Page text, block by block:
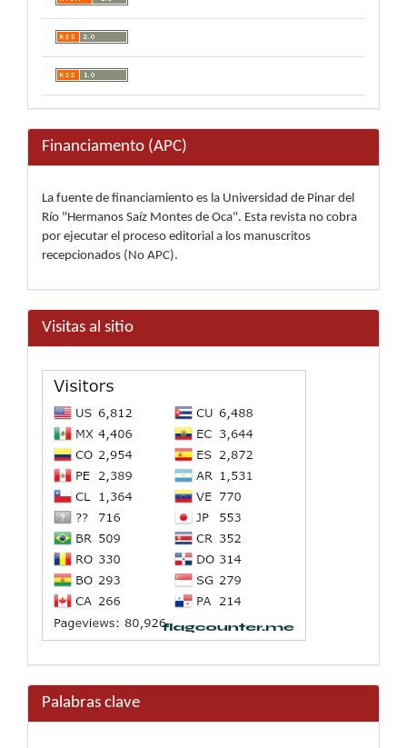
Financiamento (APC)
La fuente de financiamiento es la Universidad de Pinar del
Río "Hermanos Saíz Montes de Oca". Esta revista no cobra
por ejecutar el proceso editorial a los manuscritos
recepcionados (No APC).
Visitas al sitio
Palabras clave